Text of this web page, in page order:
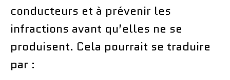
conducteurs et à prévenir les
infractions avant qu’elles ne se
produisent. Cela pourrait se traduire
par :